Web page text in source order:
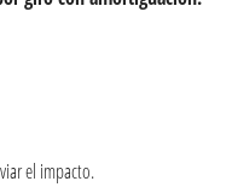
el impacto.